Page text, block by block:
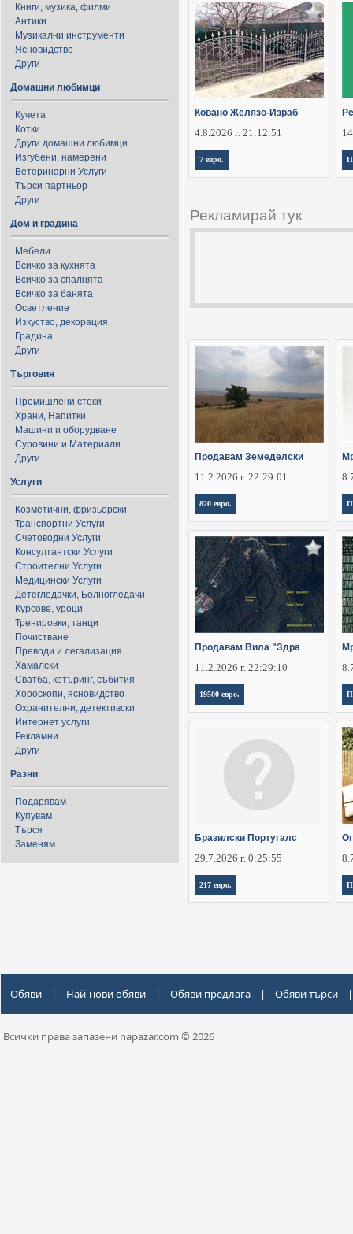
Книги, музика, филми
Антики
Музикални инструменти
Ясновидство
Други
Домашни любимци
Кучета
Котки
Други домашни любимци
Изгубени, намерени
Ветеринарни Услуги
Търси партньор
Други
Дом и градина
Мебели
Всичко за кухнята
Всичко за спалнята
Всичко за банята
Осветление
Изкуство, декорация
Градина
Други
Търговия
Промишлени стоки
Храни, Напитки
Машини и оборудване
Суровини и Материали
Други
Услуги
Козметични, фризьорски
Транспортни Услуги
Счетоводни Услуги
Консултантски Услуги
Строителни Услуги
Медицински Услуги
Детегледачки, Болногледачи
Курсове, уроци
Тренировки, танци
Почистване
Преводи и легализация
Хамалски
Сватба, кетъринг, събития
Хороскопи, ясновидство
Охранителни, детективски
Интернет услуги
Рекламни
Други
Разни
Подарявам
Купувам
Търся
Заменям
Ковано Желязо-Израб
4.8.2026 г. 21:12:51
7 евро.
Рекламирай тук
Продавам Земеделски
11.2.2026 г. 22:29:01
820 евро.
Продавам Вила "Здра
11.2.2026 г. 22:29:10
19500 евро.
Бразилски Португалс
29.7.2026 г. 0:25:55
217 евро.
Обяви | Най-нови обяви | Обяви предлага | Обяви търси |
Всички права запазени napazar.com © 2026